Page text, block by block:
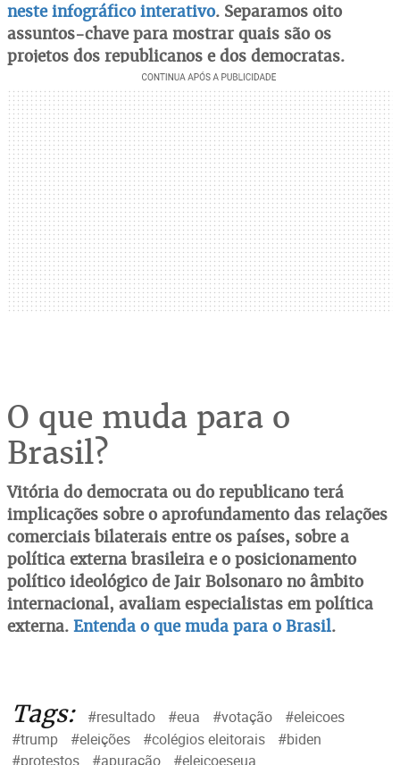
neste infográfico interativo. Separamos oito
assuntos-chave para mostrar quais são os
projetos dos republicanos e dos democratas.
O que muda para o
Brasil?
Vitória do democrata ou do republicano terá
implicações sobre o aprofundamento das relações
comerciais bilaterais entre os países, sobre a
política externa brasileira e o posicionamento
político ideológico de Jair Bolsonaro no âmbito
internacional, avaliam especialistas em política
externa. Entenda o que muda para o Brasil.
Tags: #resultado #eua #votação
#eleicoes
#trump
#eleições #colégios eleitorais
#biden
#protestos
#apuração
#eleicoeseua